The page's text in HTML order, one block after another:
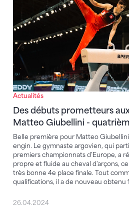
Actualités
Des débuts prometteurs
Matteo Giubellini -
Belle première pour Matteo
engin. Le gymnaste argovien, qui
premiers championnats d'Europe, a
propre et fluide au cheval d'arçons,
très bonne 4e place finale. Tout
qualifications, il a de nouveau obtenu
26.04.2024